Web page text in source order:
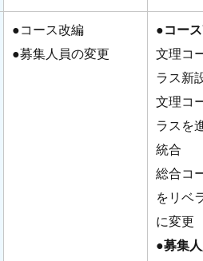
●コース改編
●募集人員の変更
●コー
文理コ
ラス新
文理コ
ラスを
統合
総合コ
をリベ
に変更
●募集